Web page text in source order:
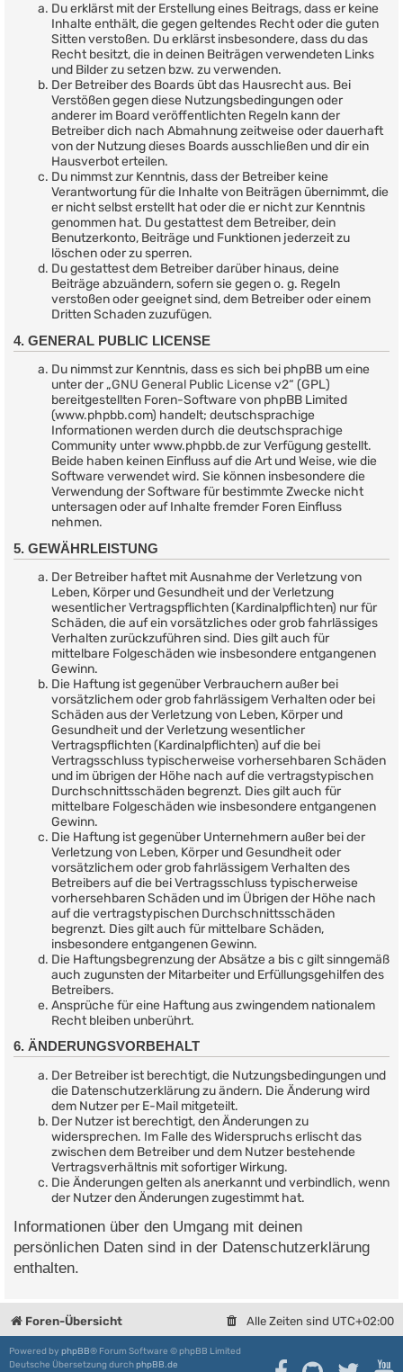
Du erklärst mit der Erstellung eines Beitrags, dass er keine
Inhalte enthält, die gegen geltendes Recht oder die guten
Sitten verstoßen. Du erklärst insbesondere, dass du das
Recht besitzt, die in deinen Beiträgen verwendeten Links
und Bilder zu setzen bzw. zu verwenden.
Der Betreiber des Boards übt das Hausrecht aus. Bei
Verstößen gegen diese Nutzungsbedingungen oder
anderer im Board veröffentlichten Regeln kann der
Betreiber dich nach Abmahnung zeitweise oder dauerhaft
von der Nutzung dieses Boards ausschließen und dir ein
Hausverbot erteilen.
Du nimmst zur Kenntnis, dass der Betreiber keine
Verantwortung für die Inhalte von Beiträgen übernimmt, die
er nicht selbst erstellt hat oder die er nicht zur Kenntnis
genommen hat. Du gestattest dem Betreiber, dein
Benutzerkonto, Beiträge und Funktionen jederzeit zu
löschen oder zu sperren.
Du gestattest dem Betreiber darüber hinaus, deine
Beiträge abzuändern, sofern sie gegen o. g. Regeln
verstoßen oder geeignet sind, dem Betreiber oder einem
Dritten Schaden zuzufügen.
4. GENERAL PUBLIC LICENSE
Du nimmst zur Kenntnis, dass es sich bei phpBB um eine
unter der „GNU General Public License v2“ (GPL)
bereitgestellten Foren-Software von phpBB Limited
(www.phpbb.com) handelt; deutschsprachige
Informationen werden durch die deutschsprachige
Community unter www.phpbb.de zur Verfügung gestellt.
Beide haben keinen Einfluss auf die Art und Weise, wie die
Software verwendet wird. Sie können insbesondere die
Verwendung der Software für bestimmte Zwecke nicht
untersagen oder auf Inhalte fremder Foren Einfluss
nehmen.
5. GEWÄHRLEISTUNG
Der Betreiber haftet mit Ausnahme der Verletzung von
Leben, Körper und Gesundheit und der Verletzung
wesentlicher Vertragspflichten (Kardinalpflichten) nur für
Schäden, die auf ein vorsätzliches oder grob fahrlässiges
Verhalten zurückzuführen sind. Dies gilt auch für
mittelbare Folgeschäden wie insbesondere entgangenen
Gewinn.
Die Haftung ist gegenüber Verbrauchern außer bei
vorsätzlichem oder grob fahrlässigem Verhalten oder bei
Schäden aus der Verletzung von Leben, Körper und
Gesundheit und der Verletzung wesentlicher
Vertragspflichten (Kardinalpflichten) auf die bei
Vertragsschluss typischerweise vorhersehbaren Schäden
und im übrigen der Höhe nach auf die vertragstypischen
Durchschnittsschäden begrenzt. Dies gilt auch für
mittelbare Folgeschäden wie insbesondere entgangenen
Gewinn.
Die Haftung ist gegenüber Unternehmern außer bei der
Verletzung von Leben, Körper und Gesundheit oder
vorsätzlichem oder grob fahrlässigem Verhalten des
Betreibers auf die bei Vertragsschluss typischerweise
vorhersehbaren Schäden und im Übrigen der Höhe nach
auf die vertragstypischen Durchschnittsschäden
begrenzt. Dies gilt auch für mittelbare Schäden,
insbesondere entgangenen Gewinn.
Die Haftungsbegrenzung der Absätze a bis c gilt sinngemäß
auch zugunsten der Mitarbeiter und Erfüllungsgehilfen des
Betreibers.
Ansprüche für eine Haftung aus zwingendem nationalem
Recht bleiben unberührt.
6. ÄNDERUNGSVORBEHALT
Der Betreiber ist berechtigt, die Nutzungsbedingungen und
die Datenschutzerklärung zu ändern. Die Änderung wird
dem Nutzer per E-Mail mitgeteilt.
Der Nutzer ist berechtigt, den Änderungen zu
widersprechen. Im Falle des Widerspruchs erlischt das
zwischen dem Betreiber und dem Nutzer bestehende
Vertragsverhältnis mit sofortiger Wirkung.
Die Änderungen gelten als anerkannt und verbindlich, wenn
der Nutzer den Änderungen zugestimmt hat.
Informationen über den Umgang mit deinen
persönlichen Daten sind in der Datenschutzerklärung
enthalten.
Foren-Übersicht Alle Zeiten sind UTC+02:00
Powered by phpBB® Forum Software © phpBB Limited
Deutsche Übersetzung durchphpBB.de